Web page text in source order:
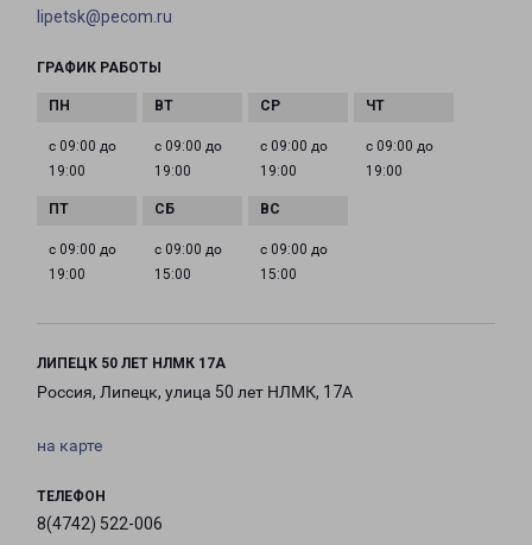
lipetsk@pecom.ru
ГРАФИК РАБОТЫ
с 09:00 до
19:00
с 09:00 до
19:00
с 09:00 до
19:00
с 09:00 до
19:00
с 09:00 до
19:00
с 09:00 до
15:00
с 09:00 до
15:00
ЛИПЕЦК 50 ЛЕТ НЛМК 17А
Россия, Липецк, улица 50 лет НЛМК, 17А
на карте
ТЕЛЕФОН
8(4742) 522-006